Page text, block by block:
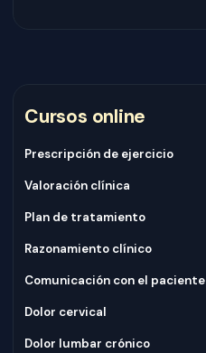
Cursos online
Prescripción de ejercicio
Valoración clínica
Plan de tratamiento
Razonamiento clínico
Comunicación con el paciente
Dolor cervical
Dolor lumbar crónico